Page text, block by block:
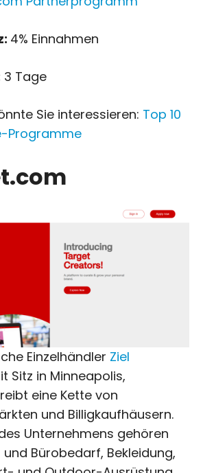
4% Einnahmen
3 Tage
Sie interessieren: Top 10
Programme
Einzelhändler Ziel
Sitz in Minneapolis,
eine Kette von
und Billigkaufhäusern.
Unternehmens gehören
Bürobedarf, Bekleidung,